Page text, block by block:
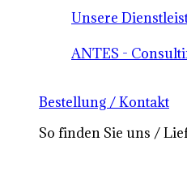
Unsere
ANTES -
Bestellung / Kontakt
So finden Sie uns /